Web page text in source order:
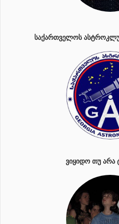
ᲡᲐᲥᲐᲠᲗᲕᲔᲚᲝᲡ
ᲕᲘᲧᲘᲓᲝ ᲗᲣ ᲐᲠᲐ